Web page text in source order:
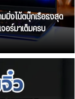
มิ่งโน้ตบุ๊กเรือธงสุด
อร์มาเต็มครบ